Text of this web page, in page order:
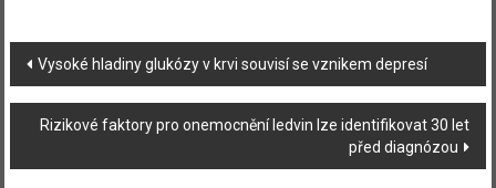
Navigace
příspěvku
Vysoké hladiny glukózy v krvi souvisí se vznikem depresí
Rizikové faktory pro onemocnění ledvin lze identifikovat 30 let
před diagnózou